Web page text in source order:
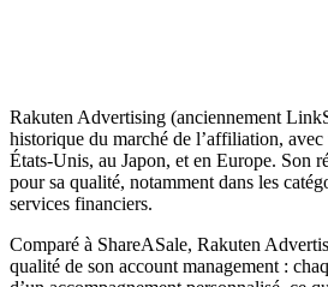
Rakuten Advertising (anciennement
historique du marché de l’affiliation,
États-Unis, au Japon, et en Europe. Son
pour sa qualité, notamment dans les
services financiers.
Comparé à ShareASale, Rakuten
qualité de son account management :